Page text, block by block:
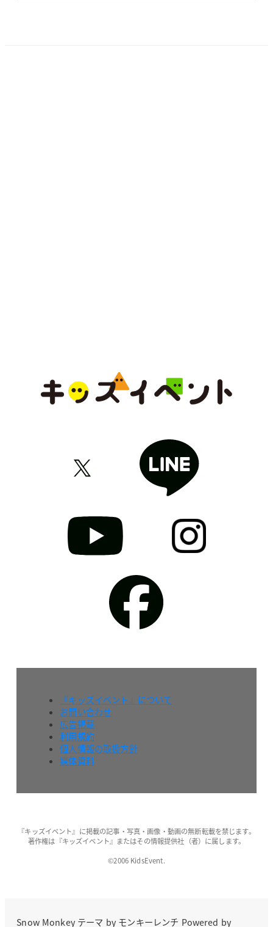
『キッズイベント』について
お問い合わせ
広告掲載
利用規約
個人情報の取扱方針
媒体資料
『キッズイベント』に掲載の記事・写真・画像・動画の無断転載を禁じます。
著作権は『キッズイベント』またはその情報提供社（者）に属します。
©2006 KidsEvent.
Snow Monkeyテーマ by モンキーレンチ Powered by